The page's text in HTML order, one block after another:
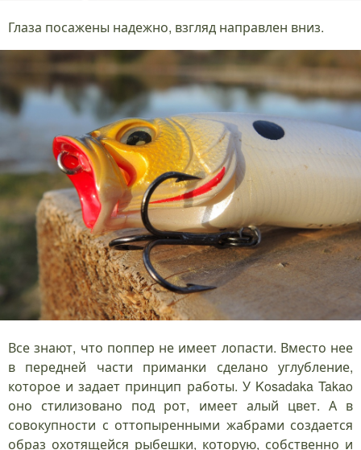
Глаза посажены надежно, взгляд направлен вниз.
Все знают, что поппер не имеет лопасти. Вместо нее
в передней части приманки сделано углубление,
которое и задает принцип работы. У Kosadaka Takao
оно стилизовано под рот, имеет алый цвет. А в
совокупности с оттопыренными жабрами создается
образ охотящейся рыбешки, которую, собственно и